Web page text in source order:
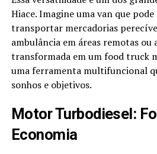
Hiace. Imagine uma van que
transportar mercadorias
ambulância em áreas remotas ou
transformada em um food truck
uma ferramenta multifuncional
sonhos e objetivos.
Motor Turbodiesel:
Economia